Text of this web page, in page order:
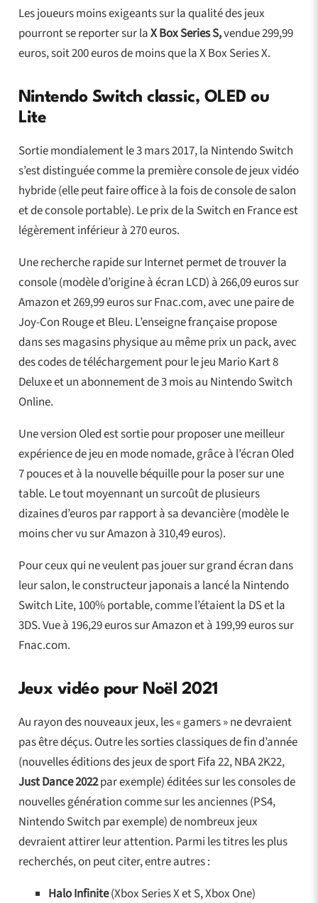
Les joueurs moins exigeants sur la qualité des jeux
pourront se reporter sur laX Box Series S,vendue 299,99
euros, soit 200 euros de moins que la X Box Series X.
Nintendo Switch classic, OLED ou
Lite
Sortie mondialement le 3 mars 2017, la Nintendo Switch
s’est distinguée comme la première console de jeux vidéo
hybride (elle peut faire office à la fois de console de salon
et de console portable). Le prix de la Switch en France est
légèrement inférieur à 270 euros.
Une recherche rapide sur Internet permet de trouver la
console (modèle d’origine à écran LCD) à 266,09 euros sur
Amazon et 269,99 euros sur Fnac.com, avec une paire de
Joy-Con Rouge et Bleu. L’enseigne française propose
dans ses magasins physique au même prix un pack, avec
des codes de téléchargement pour le jeu Mario Kart 8
Deluxe et un abonnement de 3 mois au Nintendo Switch
Online.
Une version Oled est sortie pour proposer une meilleur
expérience de jeu en mode nomade, grâce à l’écran Oled
7 pouces et à la nouvelle béquille pour la poser sur une
table. Le tout moyennant un surcoût de plusieurs
dizaines d’euros par rapport à sa devancière (modèle le
moins cher vu sur Amazon à 310,49 euros).
Pour ceux qui ne veulent pas jouer sur grand écran dans
leur salon, le constructeur japonais a lancé la Nintendo
Switch Lite, 100% portable, comme l’étaient la DS et la
3DS. Vue à 196,29 euros sur Amazon et à 199,99 euros sur
Fnac.com.
Jeux vidéo pour Noël 2021
Au rayon des nouveaux jeux, les « gamers » ne devraient
pas être déçus. Outre les sorties classiques de fin d’année
(nouvelles éditions des jeux de sport Fifa 22, NBA 2K22,
Just Dance 2022par exemple) éditées sur les consoles de
nouvelles génération comme sur les anciennes (PS4,
Nintendo Switch par exemple) de nombreux jeux
devraient attirer leur attention. Parmi les titres les plus
recherchés, on peut citer, entre autres :
Halo Infinite(Xbox Series X et S, Xbox One)